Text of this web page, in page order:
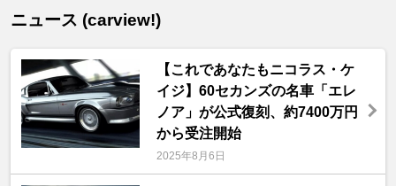
ニュース (carview!)
【これであなたもニコラス・ケ
イジ】60セカンズの名車「エレ
ノア」が公式復刻、約7400万円
から受注開始
2025年8月6日